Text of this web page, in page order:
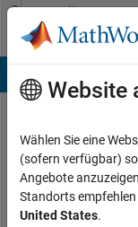
Weiter zum Inhalt
Community
Profile
Liam
Last
Website
Wählen Sie eine
(sofern verfügbar)
Angebote
Standorts
United States.